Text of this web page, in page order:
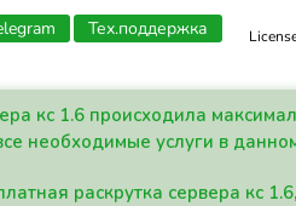
Тех.поддержка
кс 1.6 происходила
необходимые услуги в
раскрутка сервера кс